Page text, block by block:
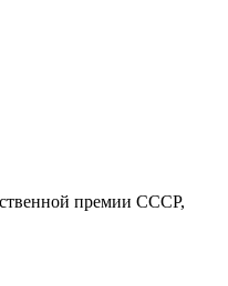
премии СССР,